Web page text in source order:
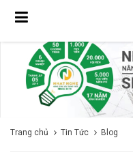
Trang chủ Tin Tức Blog